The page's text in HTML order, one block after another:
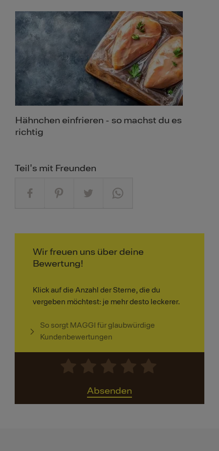
Hähnchen einfrieren - so machst du es
richtig
Teil's mit Freunden
Wir freuen uns über deine
Bewertung!
Klick auf die Anzahl der Sterne, die du
vergeben möchtest: je mehr desto leckerer.
So sorgt MAGGI für glaubwürdige
Kundenbewertungen
Absenden